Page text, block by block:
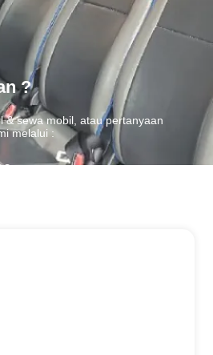
?
& sewa mobil, atau pertanyaan
melalui :